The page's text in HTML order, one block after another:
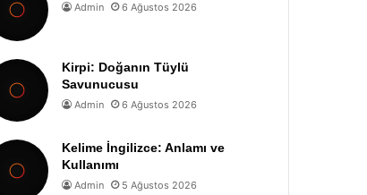
Admin 6 Ağustos 2026
Kirpi: Doğanın Tüylü
Savunucusu
Admin 6 Ağustos 2026
Kelime İngilizce: Anlamı ve
Kullanımı
Admin 5 Ağustos 2026